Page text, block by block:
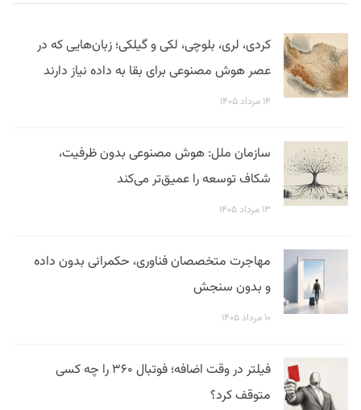
کردی، لری، بلوچی، لکی و گیلکی؛ زبان‌هایی که در
عصر هوش مصنوعی برای بقا به داده نیاز دارند
۱۴ مرداد ۱۴۰۵
سازمان ملل: هوش مصنوعی بدون ظرفیت،
شکاف توسعه را عمیق‌تر می‌کند
۱۳ مرداد ۱۴۰۵
مهاجرت متخصصان فناوری، حکمرانی بدون داده
و بدون سنجش
۱۰ مرداد ۱۴۰۵
فیلتر در وقت اضافه؛ فوتبال ۳۶۰ را چه کسی
متوقف کرد؟